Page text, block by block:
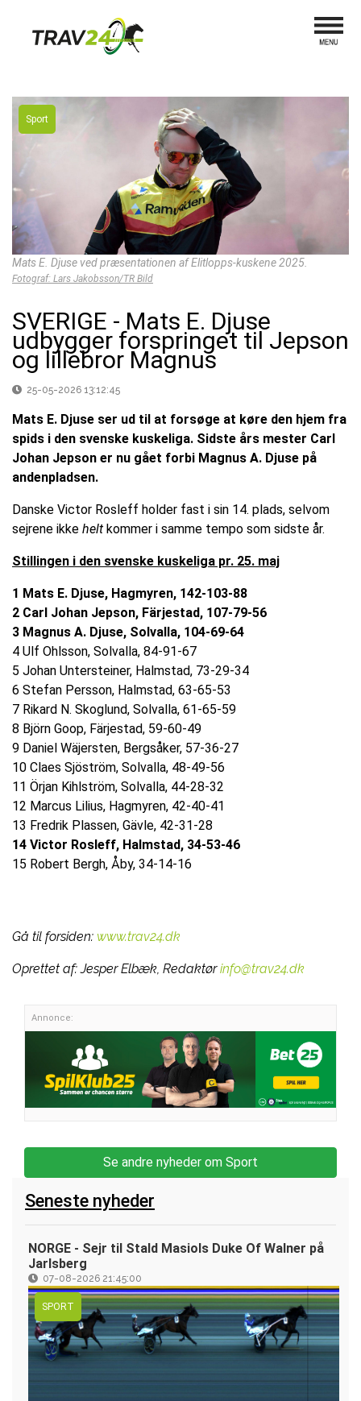
Sport
Mats E. Djuse ved præsentationen af Elitlopps-kuskene 2025.
Fotograf: Lars Jakobsson/TR Bild
SVERIGE - Mats E. Djuse
udbygger forspringet til Jepson
og lillebror Magnus
25-05-2026 13:12:45
Mats E. Djuse ser ud til at forsøge at køre den hjem fra
spids i den svenske kuskeliga. Sidste års mester Carl
Johan Jepson er nu gået forbi Magnus A. Djuse på
andenpladsen.
Danske Victor Rosleff holder fast i sin 14. plads, selvom
sejrene ikke helt kommer i samme tempo som sidste år.
Stillingen i den svenske kuskeliga pr. 25. maj
1 Mats E. Djuse, Hagmyren, 142-103-88
2 Carl Johan Jepson, Färjestad, 107-79-56
3 Magnus A. Djuse, Solvalla, 104-69-64
4 Ulf Ohlsson, Solvalla, 84-91-67
5 Johan Untersteiner, Halmstad, 73-29-34
6 Stefan Persson, Halmstad, 63-65-53
7 Rikard N. Skoglund, Solvalla, 61-65-59
8 Björn Goop, Färjestad, 59-60-49
9 Daniel Wäjersten, Bergsåker, 57-36-27
10 Claes Sjöström, Solvalla, 48-49-56
11 Örjan Kihlström, Solvalla, 44-28-32
12 Marcus Lilius, Hagmyren, 42-40-41
13 Fredrik Plassen, Gävle, 42-31-28
14 Victor Rosleff, Halmstad, 34-53-46
15 Robert Bergh, Åby, 34-14-16
Gå til forsiden: www.trav24.dk
Oprettet af:Jesper Elbæk, Redaktør info@trav24.dk
Annonce:
Se andre nyheder om Sport
Seneste nyheder
NORGE - Sejr til Stald Masiols Duke Of Walner på
Jarlsberg
07-08-2026 21:45:00
SPORT